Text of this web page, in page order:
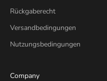
Rückgaberecht
Versandbedingungen
Nutzungsbedingungen
Company